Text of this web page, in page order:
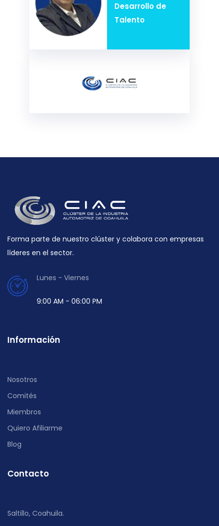
Desarrollo de
Talento
Forma parte de nuestro clúster y colabora con empresas
líderes en el sector.
Lunes - Viernes
9:00 AM - 06:00 PM
Información
Nosotros
Comités
Miembros
Quiero Afiliarme
Blog
Contacto
Saltillo, Coahuila.